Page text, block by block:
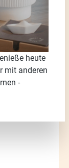
heute
mit anderen
-